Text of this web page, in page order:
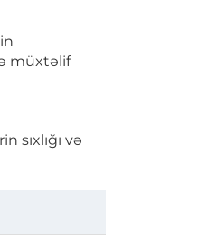
müxtəlif
sıxlığı və